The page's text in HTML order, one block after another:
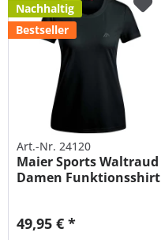
Nachhaltig
Bestseller
Art.-Nr. 24120
Maier Sports Waltraud
Damen Funktionsshirt
49,95 € *